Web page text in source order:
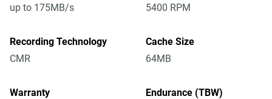
up to 175MB/s
5400 RPM
Recording Technology
CMR
Cache Size
64MB
Warranty
Endurance (TBW)